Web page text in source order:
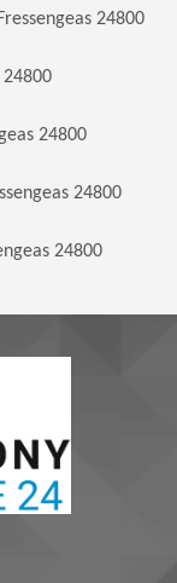
24800
24800
24800
24800
24800